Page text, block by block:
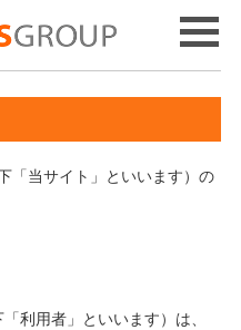
「当サイト」といいます）の
利用者」といいます）は、